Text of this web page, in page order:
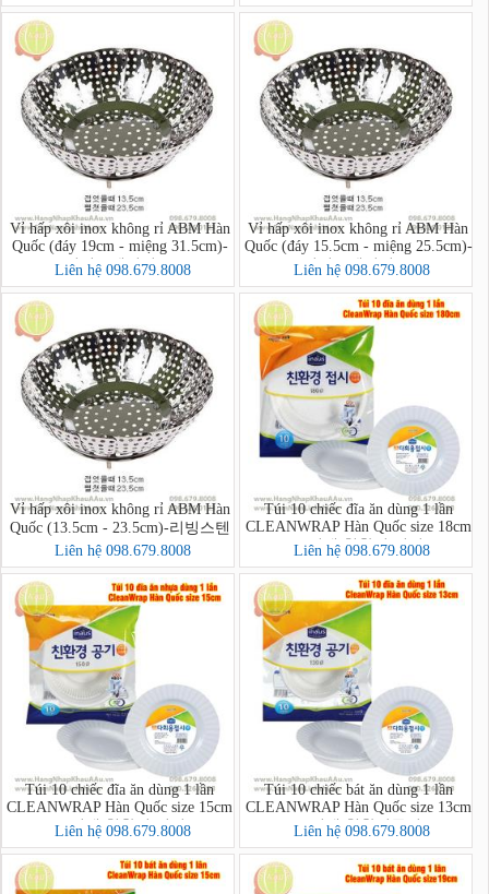
Vỉ hấp xôi inox không rỉ ABM Hàn
Quốc (đáy 19cm - miệng 31.5cm)-
리빙스텐찜기 소
Liên hệ 098.679.8008
Vỉ hấp xôi inox không rỉ ABM Hàn
Quốc (đáy 15.5cm - miệng 25.5cm)-
리빙스텐찜기 소
Liên hệ 098.679.8008
Vỉ hấp xôi inox không rỉ ABM Hàn
Quốc (13.5cm - 23.5cm)-리빙스텐
찜기 소
Liên hệ 098.679.8008
Túi 10 chiếc đĩa ăn dùng 1 lần
CLEANWRAP Hàn Quốc size 18cm
(크린랩 친환경 접시)
Liên hệ 098.679.8008
Túi 10 chiếc đĩa ăn dùng 1 lần
CLEANWRAP Hàn Quốc size 15cm
(크린랩 친환경 접시)
Liên hệ 098.679.8008
Túi 10 chiếc bát ăn dùng 1 lần
CLEANWRAP Hàn Quốc size 13cm
(크린랩 친환경공기)
Liên hệ 098.679.8008